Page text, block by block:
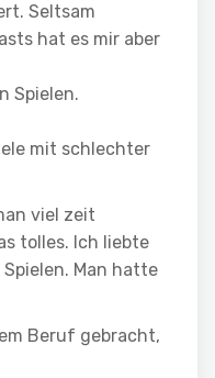
Seltsam
hat es mir aber
Spielen.
mit schlechter
viel zeit
tolles. Ich liebte
Man hatte
Beruf gebracht,